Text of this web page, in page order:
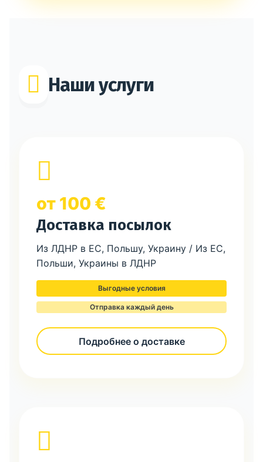
Наши услуги
от 100 €
Доставка посылок
Из ЛДНР в ЕС, Польшу, Украину / Из ЕС,
Польши, Украины в ЛДНР
Выгодные условия
Отправка каждый день
Подробнее о доставке